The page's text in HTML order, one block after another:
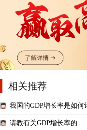
相关推荐
我国的GDP增长率是如何
请教有关GDP增长率的